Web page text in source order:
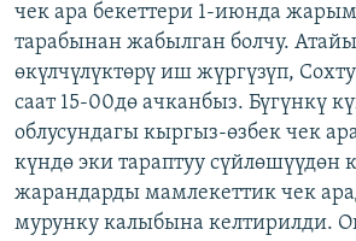
чек ара бекеттери 1-июнда
тарабынан жабылган болчу.
өкүлчүлүктөрү иш жүргүзүп,
саат 15-00дө ачканбыз. Бүгүнкү
облусундагы кыргыз-өзбек чек
күндө эки тараптуу сүйлөшүүдөн
жарандарды мамлекеттик чек
мурунку калыбына келтирилди.